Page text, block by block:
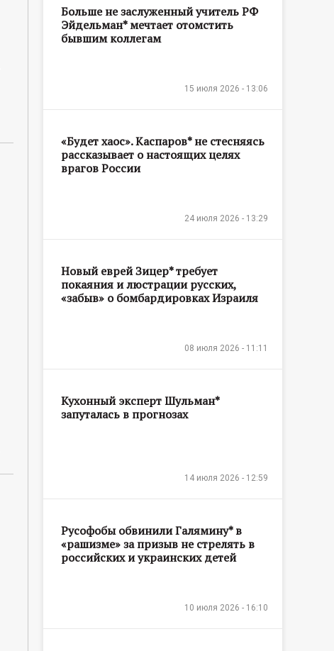
Больше не заслуженный учитель РФ
Эйдельман* мечтает отомстить
бывшим коллегам
15 июля 2026 - 13:06
«Будет хаос». Каспаров* не стесняясь
рассказывает о настоящих целях
врагов России
24 июля 2026 - 13:29
Новый еврей Зицер* требует
покаяния и люстрации русских,
«забыв» о бомбардировках Израиля
08 июля 2026 - 11:11
Кухонный эксперт Шульман*
запуталась в прогнозах
14 июля 2026 - 12:59
Русофобы обвинили Галямину* в
«рашизме» за призыв не стрелять в
российских и украинских детей
10 июля 2026 - 16:10